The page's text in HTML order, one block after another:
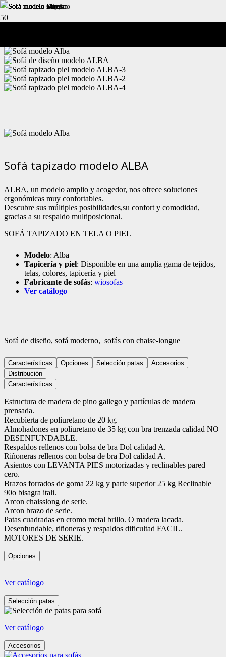
Sofá tapizado modelo ALBA
ALBA, un modelo amplio y acogedor, nos ofrece soluciones
ergonómicas muy confortables.
Descubre sus múltiples posibilidades,su confort y comodidad,
gracias a su respaldo multiposicional.
SOFÁ TAPIZADO EN TELA O PIEL
Modelo: Alba
Tapicería y piel: Disponible en una amplia gama de tejidos,
telas, colores, tapicería y piel
Fabricante de sofás: wiosofas
Ver catálogo
Sofá de diseño, sofá moderno, sofás con chaise-longue
Características Opciones Selección patas
Accesorios
Distribución
Características
Estructura de madera de pino gallego y partículas de madera
prensada.
Recubierta de poliuretano de 20 kg.
Almohadones en poliuretano de 35 kg con bra trenzada calidad NO
DESENFUNDABLE.
Respaldos rellenos con bolsa de bra Dol calidad A.
Riñoneras rellenos con bolsa de bra Dol calidad A.
Asientos con LEVANTA PIES motorizadas y reclinables pared
cero.
Brazos forrados de goma 22 kg y parte superior 25 kg Reclinable
90o bisagra itali.
Arcon chaisslong de serie.
Arcon brazo de serie.
Patas cuadradas en cromo metal brillo. O madera lacada.
Desenfundable, riñoneras y respaldos dificultad FACIL.
MOTORES DE SERIE.
Opciones
Ver catálogo
Selección patas
Ver catálogo
Accesorios